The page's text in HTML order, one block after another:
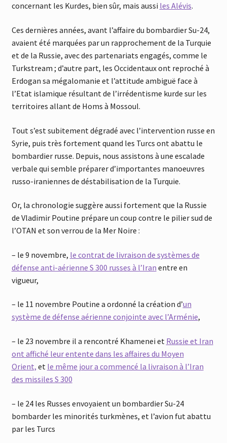
concernant les Kurdes, bien sûr, mais aussi les Alévis.
Ces dernières années, avant l’affaire du bombardier Su-24,
avaient été marquées par un rapprochement de la Turquie
et de la Russie, avec des partenariats engagés, comme le
Turkstream ; d’autre part, les Occidentaux ont reproché à
Erdogan sa mégalomanie et l’attitude ambiguë face à
l’Etat islamique résultant de l’irrédentisme kurde sur les
territoires allant de Homs à Mossoul.
Tout s’est subitement dégradé avec l’intervention russe en
Syrie, puis très fortement quand les Turcs ont abattu le
bombardier russe. Depuis, nous assistons à une escalade
verbale qui semble préparer d’importantes manoeuvres
russo-iraniennes de déstabilisation de la Turquie.
Or, la chronologie suggère aussi fortementque la Russie
de Vladimir Poutine prépare un coup contre le pilier sud de
l’OTAN et son verrou de la Mer Noire :
– le 9 novembre, le contrat de livraison de systèmes de
défense anti-aérienne S 300 russes à l’Iran entre en
vigueur,
– le 11 novembre Poutine a ordonné la création d’un
système de défense aérienne conjointe avec l’Arménie,
– le 23 novembre il a rencontré Khamenei et Russie et Iran
ont affiché leur entente dans les affaires du Moyen
Orient, et le même jour a commencé la livraison à l’Iran
des missiles S 300
– le 24 les Russes envoyaient un bombardier Su-24
bombarder les minorités turkmènes, et l’avion fut abattu
par les Turcs